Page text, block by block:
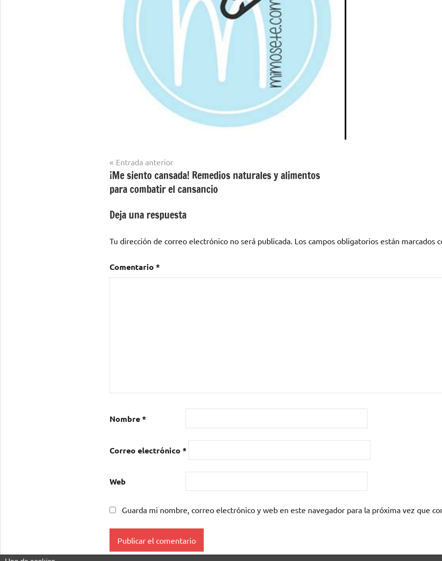
Navegación
de
entradas
Entrada anterior
¡Me siento cansada! Remedios naturales y alimentos
para combatir el cansancio
Deja una respuesta
Tu dirección de correo electrónico no será publicada. Los campos obligatorios están marcados
Comentario *
Nombre*
Correo electrónico *
Web
Guarda mi nombre, correo electrónico y web en este navegador para la próxima vez que